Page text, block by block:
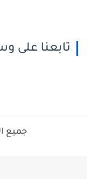
تابعنا على
جميع